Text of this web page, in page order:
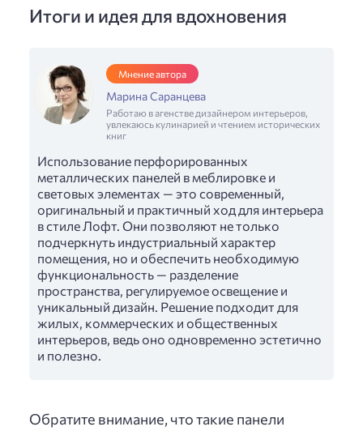
Итоги и идея для вдохновения
Мнение автора
Марина Саранцева
Работаю в агенстве дизайнером интерьеров,
увлекаюсь кулинарией и чтением исторических
книг
Использование перфорированных
металлических панелей в меблировке и
световых элементах — это современный,
оригинальный и практичный ход для интерьера
в стиле Лофт. Они позволяют не только
подчеркнуть индустриальный характер
помещения, но и обеспечить необходимую
функциональность — разделение
пространства, регулируемое освещение и
уникальный дизайн. Решение подходит для
жилых, коммерческих и общественных
интерьеров, ведь оно одновременно эстетично
и полезно.
Обратите внимание, что такие панели